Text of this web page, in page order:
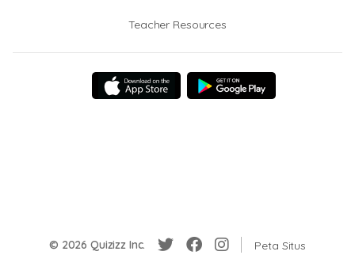
Teacher Resources
© 2026 Quizizz Inc. Peta Situs